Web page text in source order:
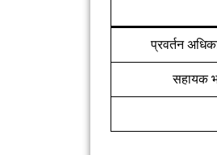
प्रवर्तन
सहायक